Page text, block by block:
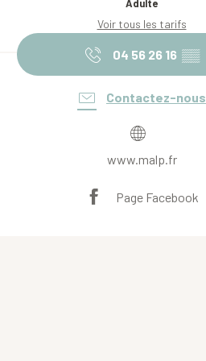
Adulte
Voir tous les tarifs
04 56 26 16 ▒▒
Contactez-nous
www.malp.fr
Page Facebook